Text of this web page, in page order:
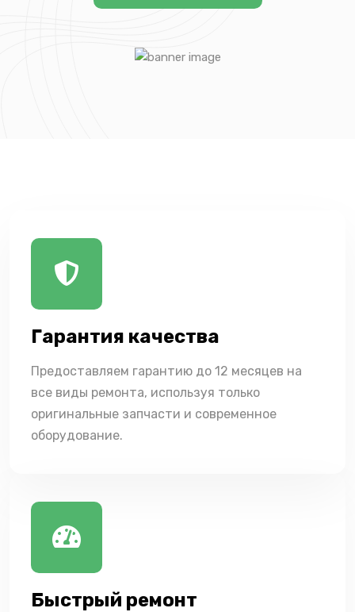
Гарантия качества
Предоставляем гарантию до 12 месяцев на
все виды ремонта, используя только
оригинальные запчасти и современное
оборудование.
Быстрый ремонт